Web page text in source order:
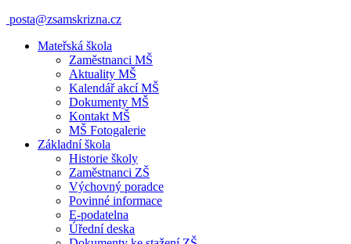
posta@zsamskrizna.cz
Mateřská škola
Zaměstnanci MŠ
Aktuality MŠ
Kalendář akcí MŠ
Dokumenty MŠ
Kontakt MŠ
MŠ Fotogalerie
Základní škola
Historie školy
Zaměstnanci ZŠ
Výchovný poradce
Povinné informace
E-podatelna
Úřední deska